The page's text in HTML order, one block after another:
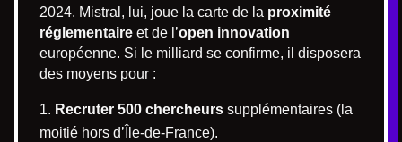
2024. Mistral, lui, joue la carte de la proximité
réglementaire et de l’open innovation
européenne. Si le milliard se confirme, il disposera
des moyens pour :
Recruter 500 chercheurs supplémentaires (la
moitié hors d’Île-de-France).